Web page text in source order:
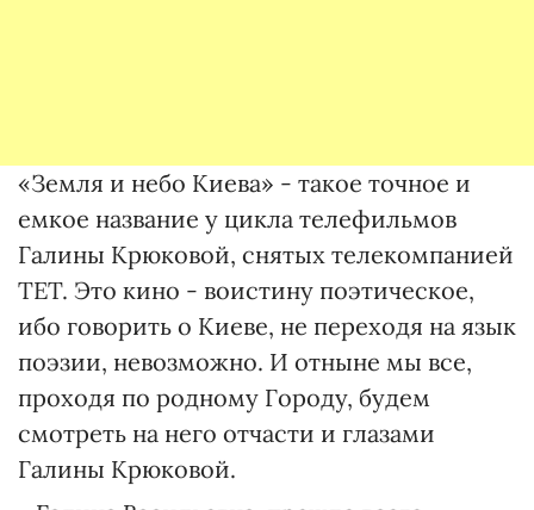
«Земля и небо Киева» - такое точное и
емкое название у цикла телефильмов
Галины Крюковой, снятых телекомпанией
ТЕТ. Это кино - воистину поэтическое,
ибо говорить о Киеве, не переходя на язык
поэзии, невозможно. И отныне мы все,
проходя по родному Городу, будем
смотреть на него отчасти и глазами
Галины Крюковой.